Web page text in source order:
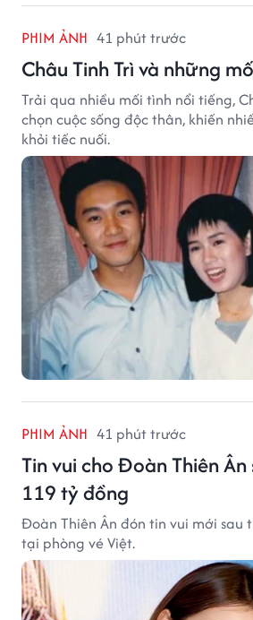
PHIM ẢNH 41 phút trước
Châu Tinh Trì và những
Trải qua nhiều mối tình nổi tiếng,
chọn cuộc sống độc thân, khiến
khỏi tiếc nuối.
PHIM ẢNH 41 phút trước
Tin vui cho Đoàn Thiên Ân
119 tỷ đồng
Đoàn Thiên Ân đón tin vui mới sau
tại phòng vé Việt.